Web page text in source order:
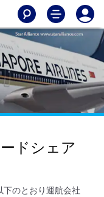
ドシェア
下のとおり運航会社